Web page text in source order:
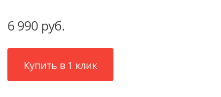
6 990 руб.
Купить в 1 клик